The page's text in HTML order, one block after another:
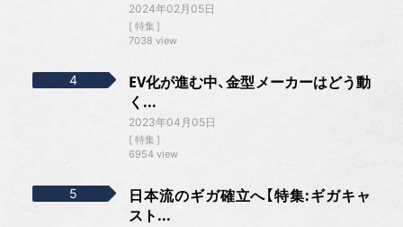
2024年02月05日
特集
7038 view
EV化が進む中、金型メーカーはどう動
く...
2023年04月05日
特集
6954 view
日本流のギガ確立へ【特集:ギガキャ
スト...